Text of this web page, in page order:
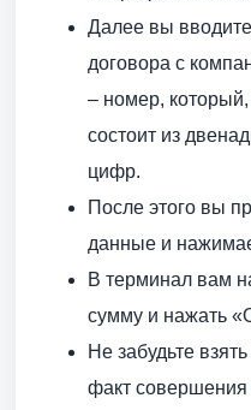
Далее вы
договора с
– номер,
состоит из
цифр.
После этого вы
данные и
В терминал вам
сумму и нажать
Не забудьте
факт